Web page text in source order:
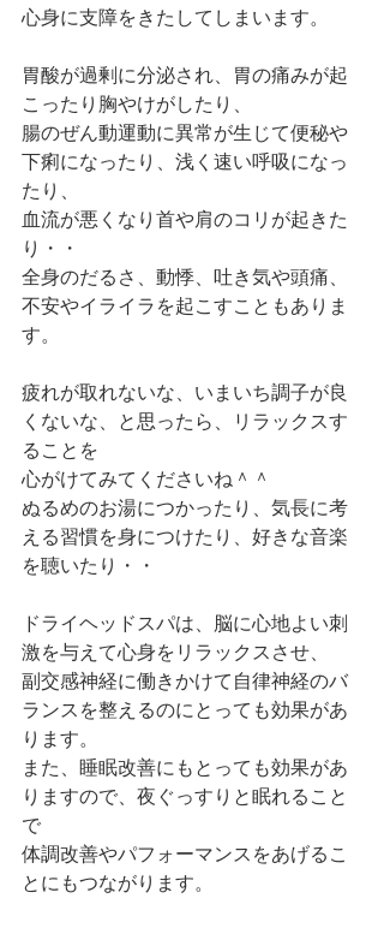
心身に支障をきたしてしまいます。
胃酸が過剰に分泌され、胃の痛みが起
こったり胸やけがしたり、
腸のぜん動運動に異常が生じて便秘や
下痢になったり、浅く速い呼吸になっ
たり、
血流が悪くなり首や肩のコリが起きた
り・・
全身のだるさ、動悸、吐き気や頭痛、
不安やイライラを起こすこともありま
す。
疲れが取れないな、いまいち調子が良
くないな、と思ったら、リラックスす
ることを
心がけてみてくださいね＾＾
ぬるめのお湯につかったり、気長に考
える習慣を身につけたり、好きな音楽
を聴いたり・・
ドライヘッドスパは、脳に心地よい刺
激を与えて心身をリラックスさせ、
副交感神経に働きかけて自律神経のバ
ランスを整えるのにとっても効果があ
ります。
また、睡眠改善にもとっても効果があ
りますので、夜ぐっすりと眠れること
で
体調改善やパフォーマンスをあげるこ
とにもつながります。